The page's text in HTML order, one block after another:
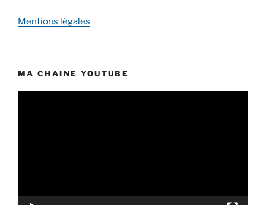
Mentions légales
MA CHAINE YOUTUBE